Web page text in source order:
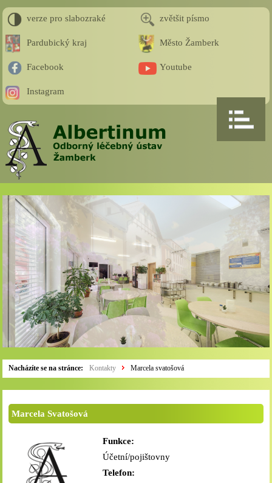
verze pro slabozraké zvětšit písmo
Pardubický kraj Město Žamberk
Facebook Youtube
Instagram
Nacházíte se na stránce: Kontakty Marcela svatošová
Marcela Svatošová
Funkce:
Účetní/pojištovny
Telefon: